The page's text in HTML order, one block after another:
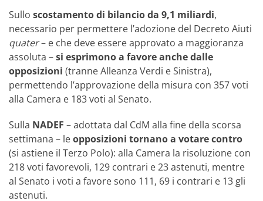
Sullo scostamento di bilancio da 9,1 miliardi,
necessario per permettere l’adozione del Decreto Aiuti
quater– e che deve essere approvato a maggioranza
assoluta –si esprimono a favore anche dalle
opposizioni (tranne Alleanza Verdi e Sinistra),
permettendo l’approvazione della misura con 357 voti
alla Camera e 183 voti al Senato.
Sulla NADEF – adottata dal CdM alla fine della scorsa
settimana – leopposizioni tornano a votare contro
(si astiene il Terzo Polo): alla Camera la risoluzione con
218 voti favorevoli, 129 contrari e 23 astenuti, mentre
al Senato i voti a favore sono 111, 69 i contrari e 13 gli
astenuti.